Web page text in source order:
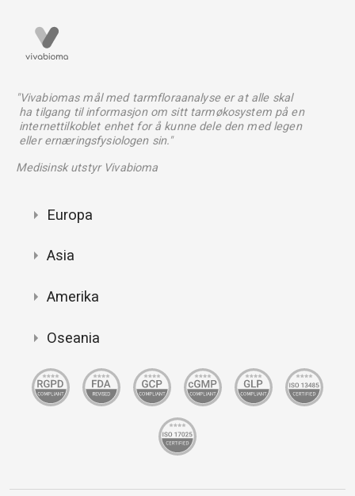
"Vivabiomas mål med tarmfloraanalyse er at alle skal
ha tilgang til informasjon om sitt tarmøkosystem på en
internettilkoblet enhet for å kunne dele den med legen
eller ernæringsfysiologen sin."
Medisinsk utstyr Vivabioma
Europa
Asia
Amerika
Oseania